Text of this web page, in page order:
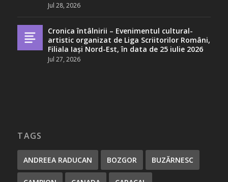
Jul 28, 2026
Cronica întâlnirii – Evenimentul cultural-
artistic organizat de Liga Scriitorilor Români,
Filiala Iași Nord-Est, în data de 25 iulie 2026
Jul 27, 2026
TAGS
ANDREEA RADUCAN BOZGOR BUZĂRNESC